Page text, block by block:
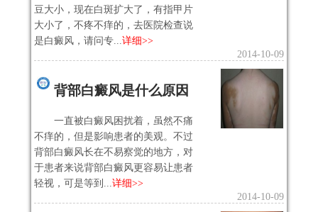
豆大小，现在白斑扩大了，有指甲片
大小了，不疼不痒的，去医院检查说
是白癜风，请问专... 详细>>
2014-10-09
背部白癜风是什么原因
一直被白癜风困扰着，虽然不痛
不痒的，但是影响患者的美观。不过
背部白癜风长在不易察觉的地方，对
于患者来说背部白癜风更容易让患者
轻视，可是等到... 详细>>
2014-10-09